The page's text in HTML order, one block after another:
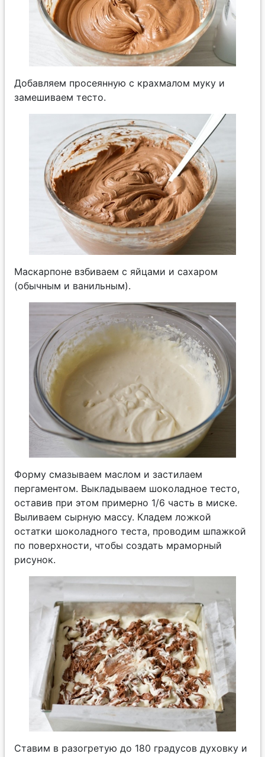
Добавляем просеянную с крахмалом муку и
замешиваем тесто.
Маскарпоне взбиваем с яйцами и сахаром
(обычным и ванильным).
Форму смазываем маслом и застилаем
пергаментом. Выкладываем шоколадное тесто,
оставив при этом примерно 1/6 часть в миске.
Выливаем сырную массу. Кладем ложкой
остатки шоколадного теста, проводим шпажкой
по поверхности, чтобы создать мраморный
рисунок.
Ставим в разогретую до 180 градусов духовку и